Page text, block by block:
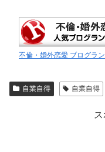
不倫・婚外恋愛 ブログラ
自業自得 自業自得